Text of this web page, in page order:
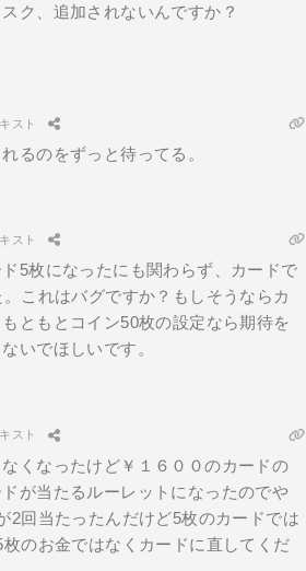
ク、追加されないんですか？
スト
るのをずっと待ってる。
スト
5枚になったにも関わらず、カードで
これはバグですか？もしそうならカ
ともとコイン50枚の設定なら期待を
いでほしいです。
スト
くなったけど￥１６００のカードの
が当たるルーレットになったのでや
2回当たったんだけど5枚のカードでは
のお金ではなくカードに直してくだ